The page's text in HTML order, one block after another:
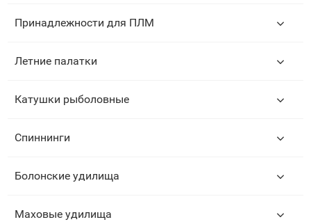
Принадлежности для ПЛМ
Летние палатки
Катушки рыболовные
Спиннинги
Болонские удилища
Маховые удилища